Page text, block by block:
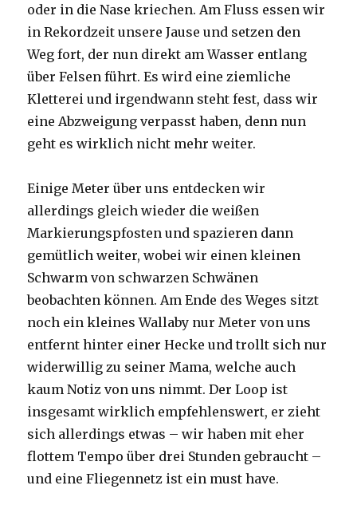
oder in die Nase kriechen. Am Fluss essen wir
in Rekordzeit unsere Jause und setzen den
Weg fort, der nun direkt am Wasser entlang
über Felsen führt. Es wird eine ziemliche
Kletterei und irgendwann steht fest, dass wir
eine Abzweigung verpasst haben, denn nun
geht es wirklich nicht mehr weiter.
Einige Meter über uns entdecken wir
allerdings gleich wieder die weißen
Markierungspfosten und spazieren dann
gemütlich weiter, wobei wir einen kleinen
Schwarm von schwarzen Schwänen
beobachten können. Am Ende des Weges sitzt
noch ein kleines Wallaby nur Meter von uns
entfernt hinter einer Hecke und trollt sich nur
widerwillig zu seiner Mama, welche auch
kaum Notiz von uns nimmt. Der Loop ist
insgesamt wirklich empfehlenswert, er zieht
sich allerdings etwas – wir haben mit eher
flottem Tempo über drei Stunden gebraucht –
und eine Fliegennetz ist ein must have.